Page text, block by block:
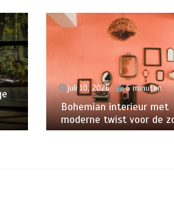
juli 10, 2026 6 minuten
Bohemian interieur met
moderne twist voor de